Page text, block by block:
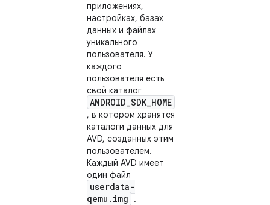
приложениях,
настройках, базах
данных и файлах
уникального
пользователя. У
каждого
пользователя есть
свой каталог
ANDROID_SDK_HOME
, в котором хранятся
каталоги данных для
AVD, созданных этим
пользователем.
Каждый AVD имеет
один файл
userdata-
qemu.img
.